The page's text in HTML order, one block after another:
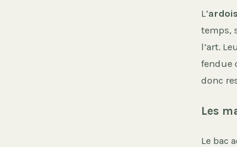
L’
temps,
l’art.
fendue
donc
Les
Le bac